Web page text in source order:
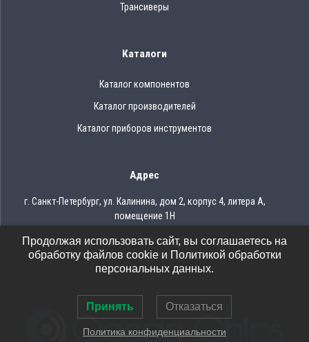
Трансиверы
Каталоги
Каталог компонентов
Каталог производителей
Каталог приборов инструментов
Адрес
г. Санкт-Петербург, ул. Калинина, дом 2, корпус 4, литера А,
помещение 1Н
Тел.: 8 (812) 309-75-97
Email: ocean@oceanchips.ru
Продолжая использовать сайт, вы соглашаетесь на
обработку файлов cookie и Политикой обработки
персональных данных.
Принять Отказаться
Политика конфиденциальности